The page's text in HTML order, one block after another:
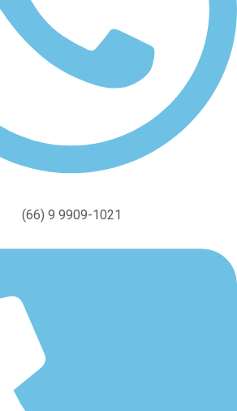
(66) 9 9909-1021